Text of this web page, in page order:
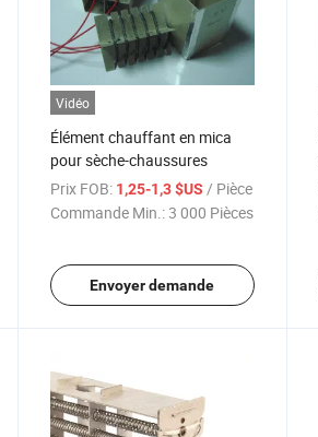
Vidéo
Élément chauffant en mica
pour sèche-chaussures
Prix FOB: 1,25-1,3 $US / Pièce
Commande Min.:3 000 Pièces
Envoyer demande